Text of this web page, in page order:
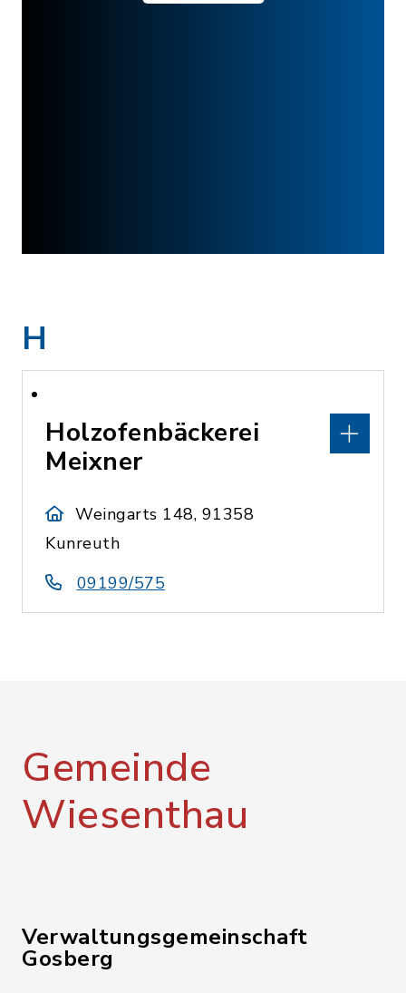
H
Holzofenbäckerei
Meixner
Weingarts 148, 91358
Kunreuth
09199/575
Gemeinde
Wiesenthau
Verwaltungsgemeinschaft
Gosberg